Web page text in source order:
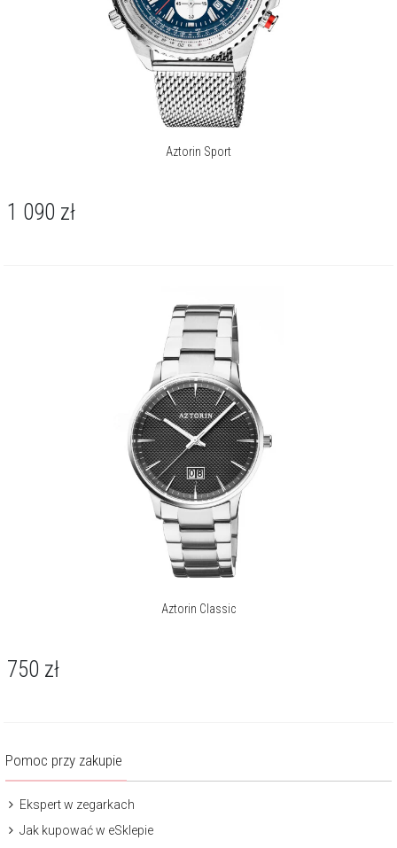
Aztorin Sport
1 090 zł
Aztorin Classic
750 zł
Pomoc przy zakupie
Ekspert w zegarkach
Jak kupować w eSklepie